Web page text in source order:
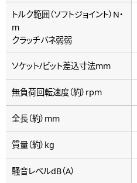
トルク範囲（ソフトジョイント）N・
m
クラッチバネ弱弱
ソケット/ビット差込寸法mm
無負荷回転速度（約）rpm
全長（約）mm
質量（約）kg
騒音レベルdB（A）